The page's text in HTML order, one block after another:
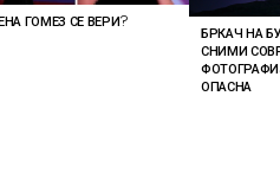
ГОМЕЗ СЕ ВЕРИ?
БРКАЧ НА
СНИМИ
ОПАСНА